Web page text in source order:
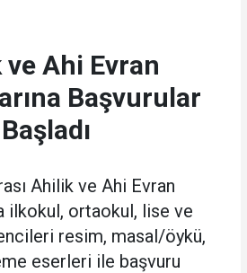
Ahi Evran
Başvurular
Başladı
Ahilik ve Ahi Evran
ilkokul, ortaokul, lise ve
resim, masal/öykü,
eserleri ile başvuru